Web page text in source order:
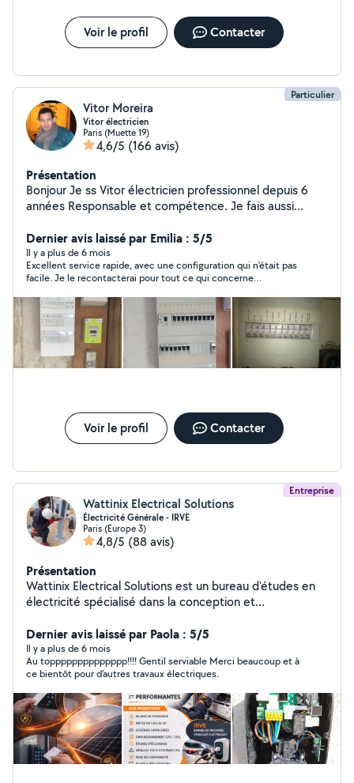
Voir le profil Contacter
Particulier
Vitor Moreira
Vitor électricien
Paris (Muette 19)
4,6/5 (166 avis)
Présentation
Bonjour Je ss Vitor électricien professionnel depuis 6
années Responsable et compétence. Je fais aussi
Dernier avis laissé par Emilia : 5/5
Il y a plus de 6 mois
Excellent service rapide, avec une configuration qui n'était pas
facile. Je le recontacterai pour tout ce qui concerne
Voir le profil Contacter
Entreprise
Wattinix Electrical Solutions
Électricité Générale - IRVE
Paris (Europe 3)
4,8/5 (88 avis)
Présentation
Wattinix Electrical Solutions est un bureau d'études en
électricité spécialisé dans la conception et
performantes et durables. Nous accompagnons les
acteurs du bâtiment et des collectivités avec une
approche rigoureuse, orientée sécurité, efficacité
énergétique et pérennité des projets. Nos expertises
Études et conception de plans électriques (courants
forts et courants faibles) Bilans de puissance et
dimensionnement des installations Études techniques
pour projets neufs et rénovations Audits électriques,
diagnostics et analyses de conformité Études IRVE et
Dernier avis laissé par Paola : 5/5
Il y a plus de 6 mois
Au topppppppppppppp!!!! Gentil serviable Merci beaucoup et à
ce bientôt pour d’autres travaux électriques.